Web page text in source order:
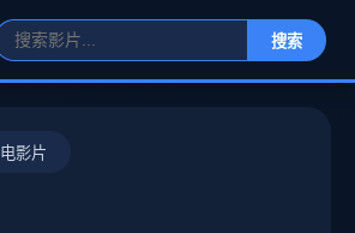
搜索
电影片